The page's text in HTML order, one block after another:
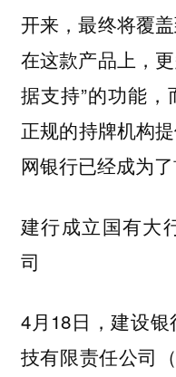
开来，最终将覆
在这款产品上，
据支持”的功能
正规的持牌机构
网银行已经成为
建行成立国有大
司
4月18日，建设
技有限责任公司